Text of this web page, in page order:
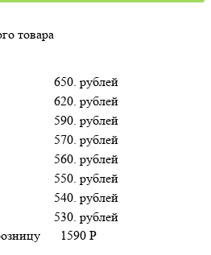
товара
650. рублей
620. рублей
590. рублей
570. рублей
560. рублей
550. рублей
540. рублей
530. рублей
1590 P